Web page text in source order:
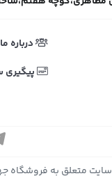
درباره ما
متعلق به فروشگاه